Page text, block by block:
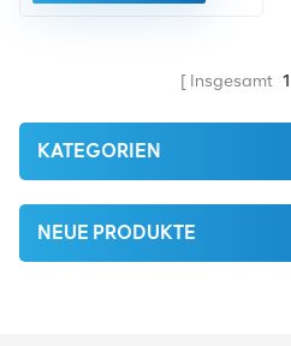
wird zum bestmöglichenInsgesamt 1
KATEGORIEN
NEUE PRODUKTE